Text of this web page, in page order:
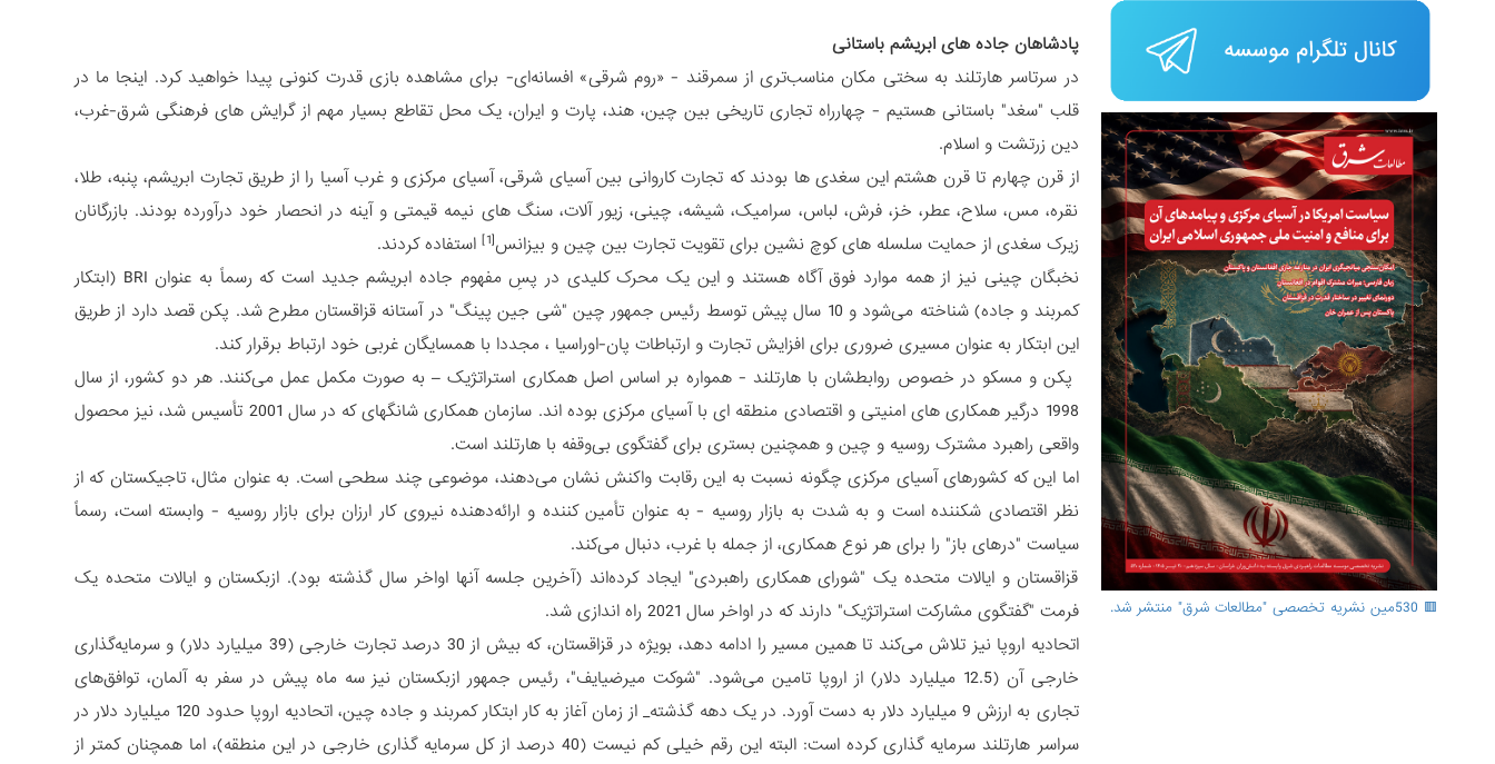
پادشاهان جاده های ابریشم باستانی
در سرتاسر هارتلند به سختی مکان مناسب‌تری از سمرقند - «روم شرقی» افسانه‌ای- برای مشاهده بازی قدرت کنونی پیدا خواهید کرد. اینجا ما در
قلب "سغد" باستانی هستیم - چهارراه تجاری تاریخی بین چین، هند، پارت و ایران، یک محل تقاطع بسیار مهم از گرایش های فرهنگی شرق-غرب،
دین زرتشت و اسلام.
از قرن چهارم تا قرن هشتم این سغدی ها بودند که تجارت کاروانی بین آسیای شرقی، آسیای مرکزی و غرب آسیا را از طریق تجارت ابریشم، پنبه، طلا،
نقره، مس، سلاح، عطر، خز، فرش، لباس، سرامیک، شیشه، چینی، زیور آلات، سنگ های نیمه قیمتی و آینه در انحصار خود درآورده بودند. بازرگانان
زیرک سغدی از حمایت سلسله های کوچ نشین برای تقویت تجارت بین چین و بیزانس[1]
استفاده کردند.
نخبگان چینی نیز از همه موارد فوق آگاه هستند و این یک محرک کلیدی در پسِ مفهوم جاده ابریشم جدید است که رسماً به عنوان BRI (ابتکار
کمربند و جاده) شناخته می‌شود و 10 سال پیش توسط رئیس جمهور چین "شی جین پینگ" در آستانه قزاقستان مطرح شد. پکن قصد دارد از طریق
این ابتکار به عنوان مسیری ضروری برای افزایش تجارت و ارتباطات پان‌-اوراسیا ، مجددا با همسایگان غربی خود ارتباط برقرار کند.
پکن و مسکو در خصوص روابطشان با هارتلند - همواره بر اساس اصل همکاری استراتژیک – به صورت مکمل عمل می‌کنند. هر دو کشور، از سال
1998 درگیر همکاری های امنیتی و اقتصادی منطقه ای با آسیای مرکزی بوده اند. سازمان همکاری شانگهای که در سال 2001 تأسیس شد، نیز محصول
واقعی راهبرد مشترک روسیه و چین و همچنین بستری برای گفتگوی بی‌وقفه با هارتلند است.
اما این که کشورهای آسیای مرکزی چگونه نسبت به این رقابت واکنش نشان می‌دهند، موضوعی چند سطحی است. به عنوان مثال، تاجیکستان که از
نظر اقتصادی شکننده است و به شدت به بازار روسیه - به عنوان تأمین کننده و ارائه‌دهنده نیروی کار ارزان برای بازار روسیه - وابسته است، رسماً
سیاست "درهای باز" را برای هر نوع همکاری، از جمله با غرب، دنبال می‌کند.
قزاقستان و ایالات متحده یک "شورای همکاری راهبردی" ایجاد کرده‌اند (آخرین جلسه آنها اواخر سال گذشته بود). ازبکستان و ایالات متحده یک
فرمت "گفتگوی مشارکت استراتژیک" دارند که در اواخر سال 2021 راه اندازی شد.
اتحادیه اروپا نیز تلاش می‌کند تا همین مسیر را ادامه دهد، بویژه در قزاقستان، که بیش از 30 درصد تجارت خارجی (39 میلیارد دلار) و سرمایه‌گذاری
خارجی آن (12.5 میلیارد دلار) از اروپا تامین می‌شود. "شوکت میرضیایف"، رئیس جمهور ازبکستان نیز سه ماه پیش در سفر به آلمان، توافق‌های
تجاری به ارزش 9 میلیارد دلار به دست آورد. در یک دهه گذشته_ از زمان آغاز به کار ابتکار کمربند و جاده چین، اتحادیه اروپا حدود 120 میلیارد دلار در
سراسر هارتلند سرمایه گذاری کرده است: البته این رقم خیلی کم نیست (40 درصد از کل سرمایه گذاری خارجی در این منطقه)، اما همچنان کمتر از
🟥 530مین نشریه تخصصی "مطالعات شرق" منتشر شد.